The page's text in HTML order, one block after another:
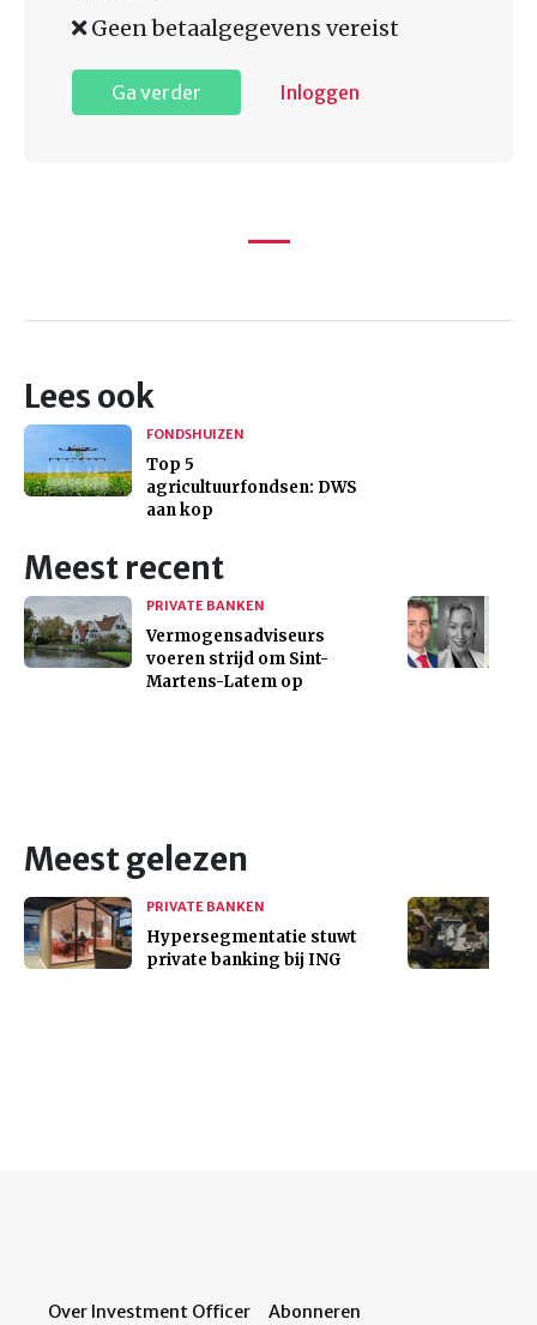
Geen betaalgegevens vereist
Ga verder Inloggen
Lees ook
FONDSHUIZEN
Top 5
agricultuurfondsen: DWS
aan kop
Meest recent
PRIVATE BANKEN
Vermogensadviseurs
voeren strijd om Sint-
Martens-Latem op
Meest gelezen
PRIVATE BANKEN
Hypersegmentatie stuwt
private banking bij ING
Over Investment Officer Abonneren